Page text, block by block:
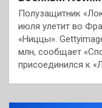
Полузащитник
июля улетит во
«Ниццы».
млн, сообщает
присоединился к